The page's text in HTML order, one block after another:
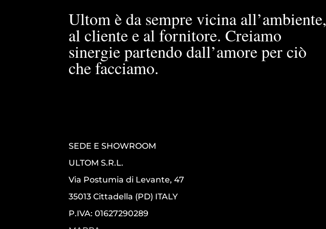
Ultom è da sempre vicina all’ambiente,
al cliente e al fornitore. Creiamo
sinergie partendo dall’amore per ciò
che facciamo.
SEDE E SHOWROOM
ULTOM S.R.L.
Via Postumia di Levante, 47
35013 Cittadella (PD) ITALY
P.IVA: 01627290289